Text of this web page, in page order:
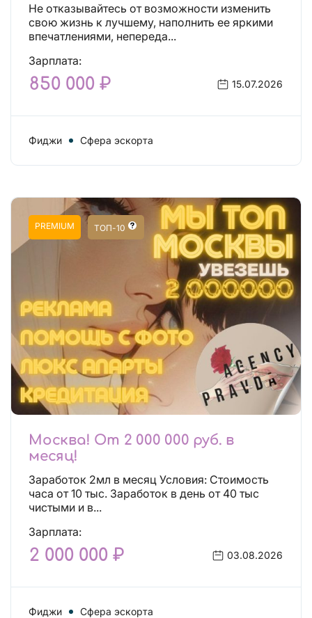
условия и поддержка!
Не отказывайтесь от возможности изменить
свою жизнь к лучшему, наполнить ее яркими
впечатлениями, непереда...
Зарплата:
850 000 ₽ 15.07.2026
Фиджи Сфера эскорта
PREMIUM ТОП-10
Москва! От 2 000 000 руб. в
месяц!
Заработок 2мл в месяц Условия: Стоимость
часа от 10 тыс. Заработок в день от 40 тыс
чистыми и в...
Зарплата:
2 000 000 ₽ 03.08.2026
Фиджи Сфера эскорта